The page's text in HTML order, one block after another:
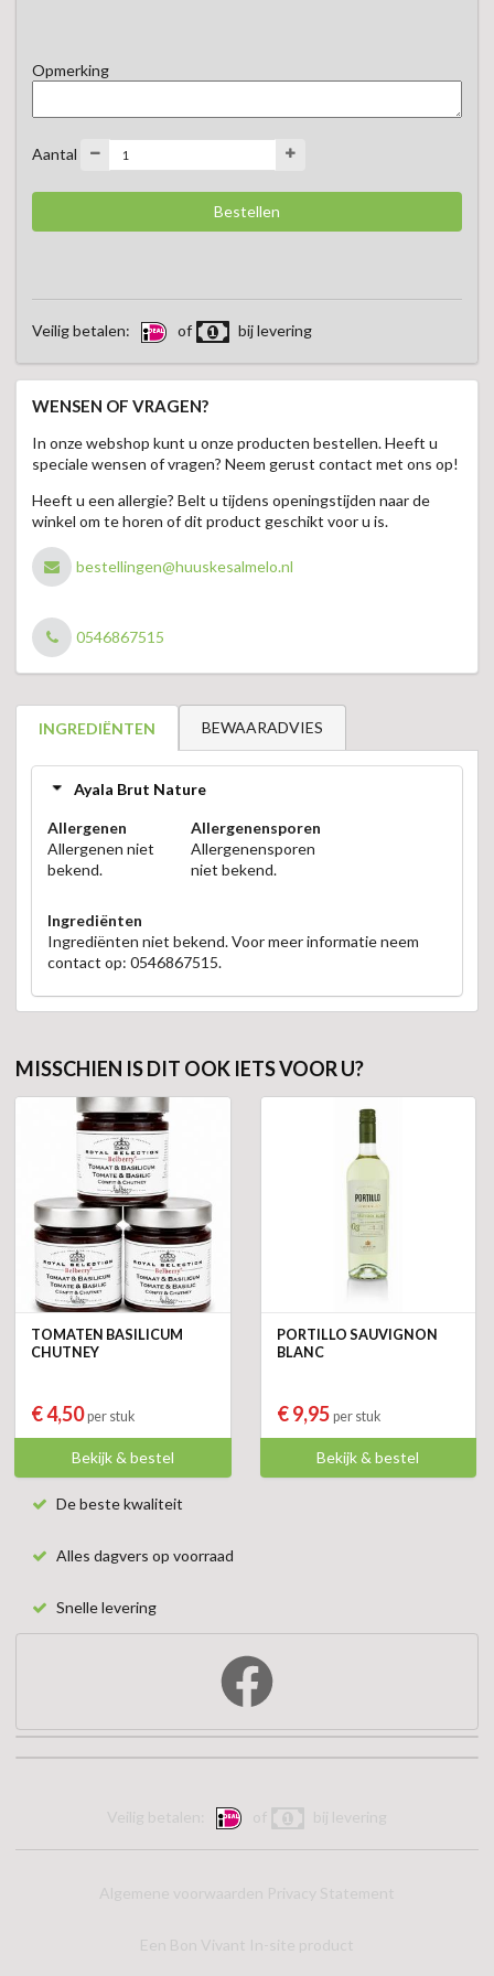
Opmerking
Aantal
Veilig betalen: of bij levering
WENSEN OF VRAGEN?
In onze webshop kunt u onze producten bestellen. Heeft u
speciale wensen of vragen? Neem gerust contact met ons op!
Heeft u een allergie? Belt u tijdens openingstijden naar de
winkel om te horen of dit product geschikt voor u is.
bestellingen@huuskesalmelo.nl
0546867515
INGREDIËNTEN BEWAARADVIES
Ayala Brut Nature
Allergenen
Allergenen niet
bekend.
Allergenensporen
Allergenensporen
niet bekend.
Ingrediënten
Ingrediënten niet bekend. Voor meer informatie neem
contact op: 0546867515.
MISSCHIEN IS DIT OOK IETS VOOR U?
TOMATEN BASILICUM
CHUTNEY
€ 4,50per stuk
Bekijk & bestel
PORTILLO SAUVIGNON
BLANC
€ 9,95 per stuk
Bekijk & bestel
De beste kwaliteit
Alles dagvers op voorraad
Snelle levering
Veilig betalen: of bij levering
Algemene voorwaarden Privacy Statement
Een Bon Vivant In-site product